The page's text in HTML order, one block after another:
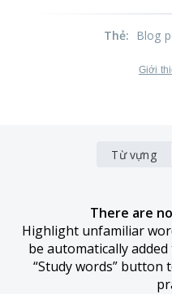
Thẻ: Blog
Giới
Từ vựng
There are
Highlight unfamiliar
be automatically
“Study words”